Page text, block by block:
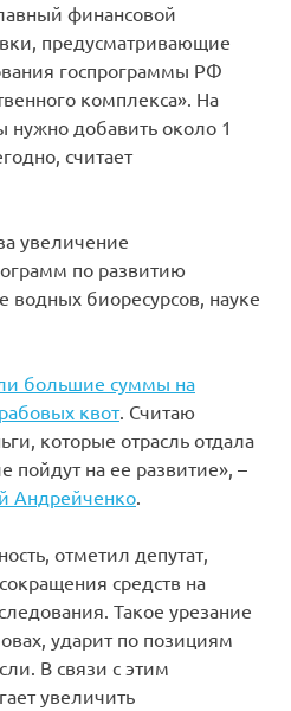
финансовой
предусматривающие
госпрограммы РФ
комплекса». На
добавить около 1
считает
увеличение
по развитию
водных биоресурсов, науке
большие суммы на
квот. Считаю
которые отрасль отдала
пойдут на ее развитие», –
Андрейченко.
отметил депутат,
средств на
Такое урезание
ударит по позициям
В связи с этим
увеличить